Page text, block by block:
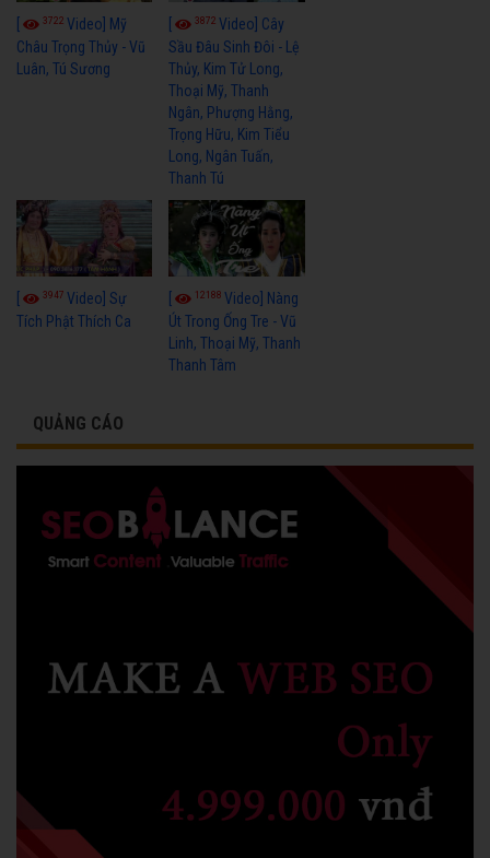
3722 Video] Mỹ
Châu Trọng Thủy - Vũ
Luân, Tú Sương
3872Video] Cây
Sầu Đâu Sinh Đôi - Lệ
Thủy, Kim Tử Long,
Thoại Mỹ, Thanh
Ngân, Phượng Hằng,
Trọng Hữu, Kim Tiểu
Long, Ngân Tuấn,
Thanh Tú
[ 3947 Video] Sự
Tích Phật Thích Ca
[ 12188Video] Nàng
Út Trong Ống Tre - Vũ
Linh, Thoại Mỹ, Thanh
Thanh Tâm
QUẢNG CÁO